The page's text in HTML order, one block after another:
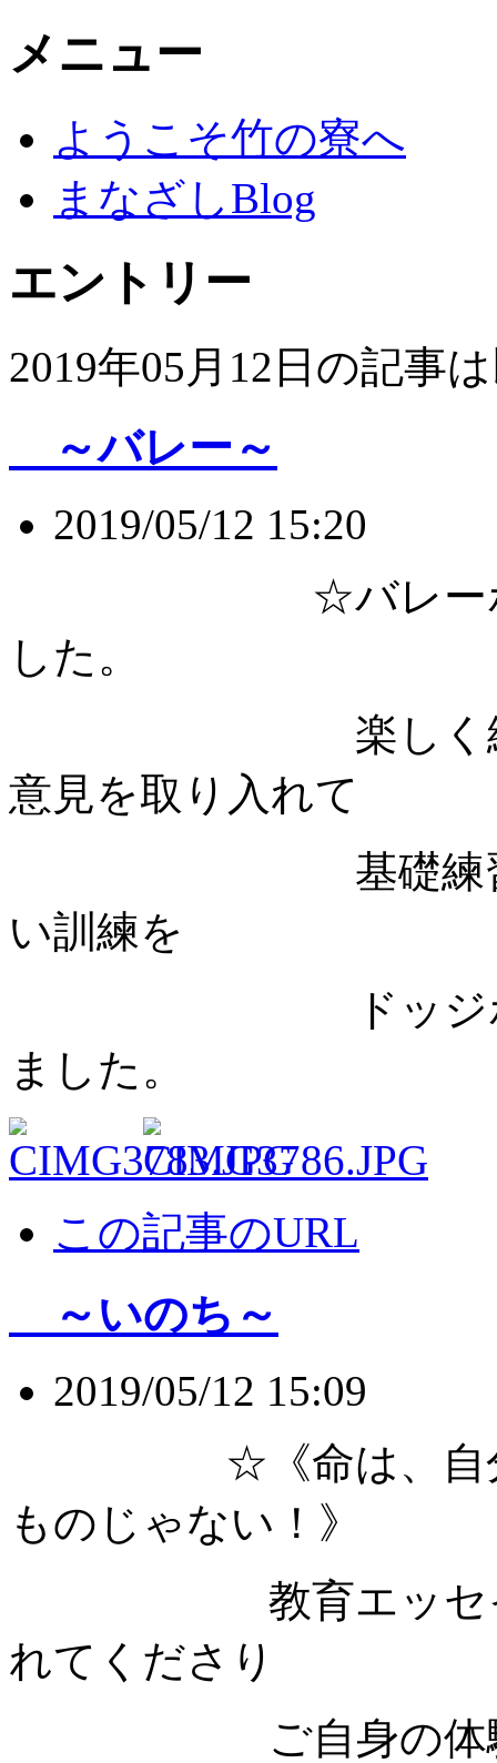
メニュー
ようこそ竹の寮へ
まなざしBlog
エントリー
2019年05月12日の記事
～バレー～
2019/05/12 15:20
☆バレーボール
した。
楽しく練習し
意見を取り入れて
基礎練習後、
い訓練を
ドッジボール
ました。
この記事のURL
～いのち～
2019/05/12 15:09
☆《命は、自分の
ものじゃない！》
教育エッセイス
れてくださり
ご自身の体験談